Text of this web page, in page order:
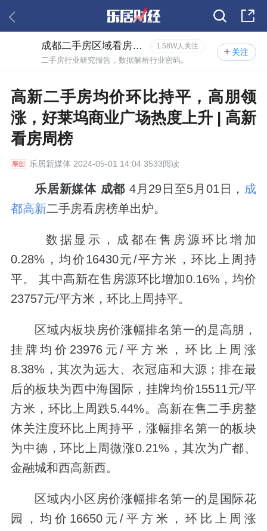
关注
成都二手房区域看房报告 1.58W人关注
二手房行业研究报告，数据解析行业密码。
高新二手房均价环比持平，高朋领
涨，好莱坞商业广场热度上升 | 高新
看房周榜
乐居新媒体 2024-05-01 14:04 3533阅读
乐居新媒体 成都 4月29日至5月01日， 成
都高新二手房看房榜单出炉。
数据显示，成都在售房源环比增加
0.28%，均价16430元/平方米，环比上周持
平。 其中高新在售房源环比增加0.16%，均价
23757元/平方米，环比上周持平。
区域内板块房价涨幅排名第一的是高朋，
挂牌均价23976元/平方米，环比上周涨
8.38%，其次为远大、衣冠庙和大源；排在最
后的板块为西中海国际，挂牌均价15511元/平
方米，环比上周跌5.44%。高新在售二手房整
体关注度环比上周持平，涨幅排名第一的板块
为中德，环比上周微涨0.21%，其次为广都、
金融城和西高新西。
区域内小区房价涨幅排名第一的是国际花
园，均价16650元/平方米，环比上周涨